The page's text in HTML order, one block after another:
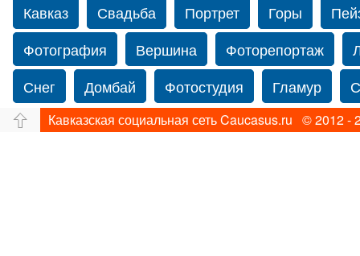
Кавказ Свадьба Портрет Горы
Фотография
Вершина Фоторепортаж
Снег
Домбай Фотостудия Гламур
Путешествие
Перевал Свадьба фото
Кавказская социальная сеть Caucasus.ru © 2012 -